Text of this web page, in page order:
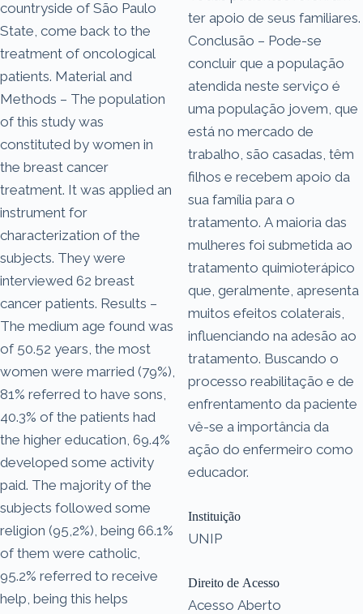
countryside of São Paulo
State, come back to the
treatment of oncological
patients. Material and
Methods – The population
of this study was
constituted by women in
the breast cancer
treatment. It was applied an
instrument for
characterization of the
subjects. They were
interviewed 62 breast
cancer patients. Results –
The medium age found was
of 50.52 years, the most
women were married (79%),
81% referred to have sons,
40.3% of the patients had
the higher education, 69.4%
developed some activity
paid. The majority of the
subjects followed some
religion (95,2%), being 66.1%
of them were catholic,
95.2% referred to receive
help, being this helps
ter apoio de seus familiares.
Conclusão – Pode-se
concluir que a população
atendida neste serviço é
uma população jovem, que
está no mercado de
trabalho, são casadas, têm
filhos e recebem apoio da
sua família para o
tratamento. A maioria das
mulheres foi submetida ao
tratamento quimioterápico
que, geralmente, apresenta
muitos efeitos colaterais,
influenciando na adesão ao
tratamento. Buscando o
processo reabilitação e de
enfrentamento da paciente
vê-se a importância da
ação do enfermeiro como
educador.
Instituição
UNIP
Direito de Acesso
Acesso Aberto